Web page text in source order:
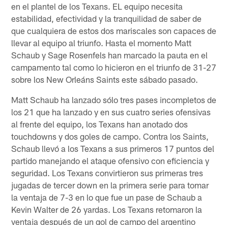
en el plantel de los Texans. EL equipo necesita
estabilidad, efectividad y la tranquilidad de saber de
que cualquiera de estos dos mariscales son capaces de
llevar al equipo al triunfo. Hasta el momento Matt
Schaub y Sage Rosenfels han marcado la pauta en el
campamento tal como lo hicieron en el triunfo de 31-27
sobre los New Orleáns Saints este sábado pasado.
Matt Schaub ha lanzado sólo tres pases incompletos de
los 21 que ha lanzado y en sus cuatro series ofensivas
al frente del equipo, los Texans han anotado dos
touchdowns y dos goles de campo. Contra los Saints,
Schaub llevó a los Texans a sus primeros 17 puntos del
partido manejando el ataque ofensivo con eficiencia y
seguridad. Los Texans convirtieron sus primeras tres
jugadas de tercer down en la primera serie para tomar
la ventaja de 7-3 en lo que fue un pase de Schaub a
Kevin Walter de 26 yardas. Los Texans retomaron la
ventaja después de un gol de campo del argentino